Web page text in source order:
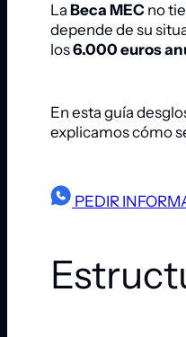
La Beca MEC no
depende de su
los6.000 euros
En esta guía
explicamos cómo
PEDIR